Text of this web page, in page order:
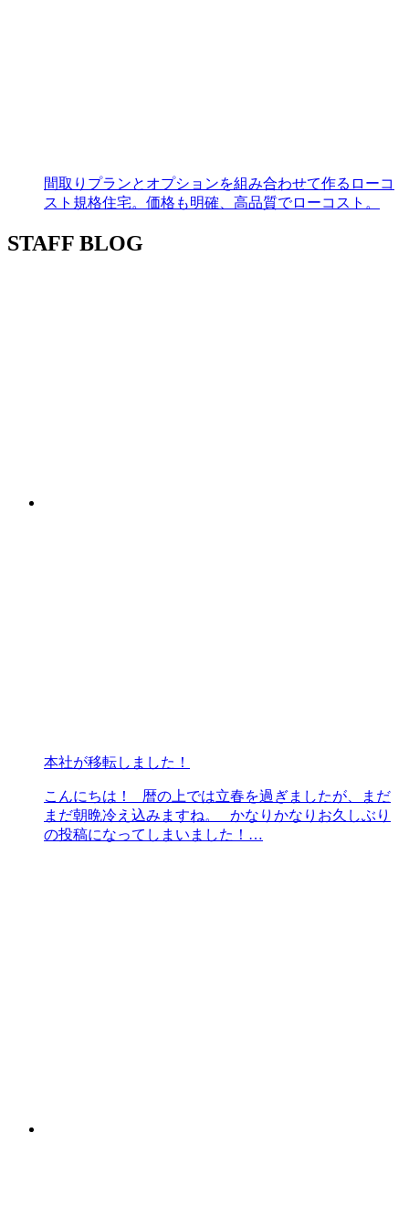
間取りプランとオプションを組み合わせて作るローコ
スト規格住宅。価格も明確、高品質でローコスト。
STAFF BLOG
本社が移転しました！
こんにちは！ 暦の上では立春を過ぎましたが、まだ
まだ朝晩冷え込みますね。 かなりかなりお久しぶり
の投稿になってしまいました！…